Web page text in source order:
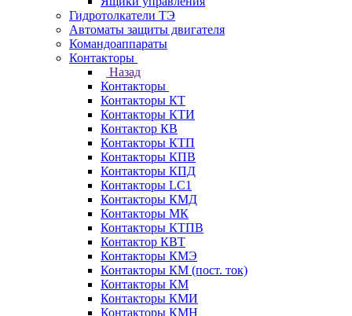
Гидротолкатели ТЭ
Автоматы защиты двигателя
Командоаппараты
Контакторы
Назад
Контакторы
Контакторы КТ
Контакторы КТИ
Контактор КВ
Контакторы КТП
Контакторы КПВ
Контакторы КПД
Контакторы LC1
Контакторы КМД
Контакторы МК
Контакторы КТПВ
Контактор КВТ
Контакторы КМЭ
Контакторы КМ (пост. ток)
Контакторы КМ
Контакторы КМИ
Контакторы КМН